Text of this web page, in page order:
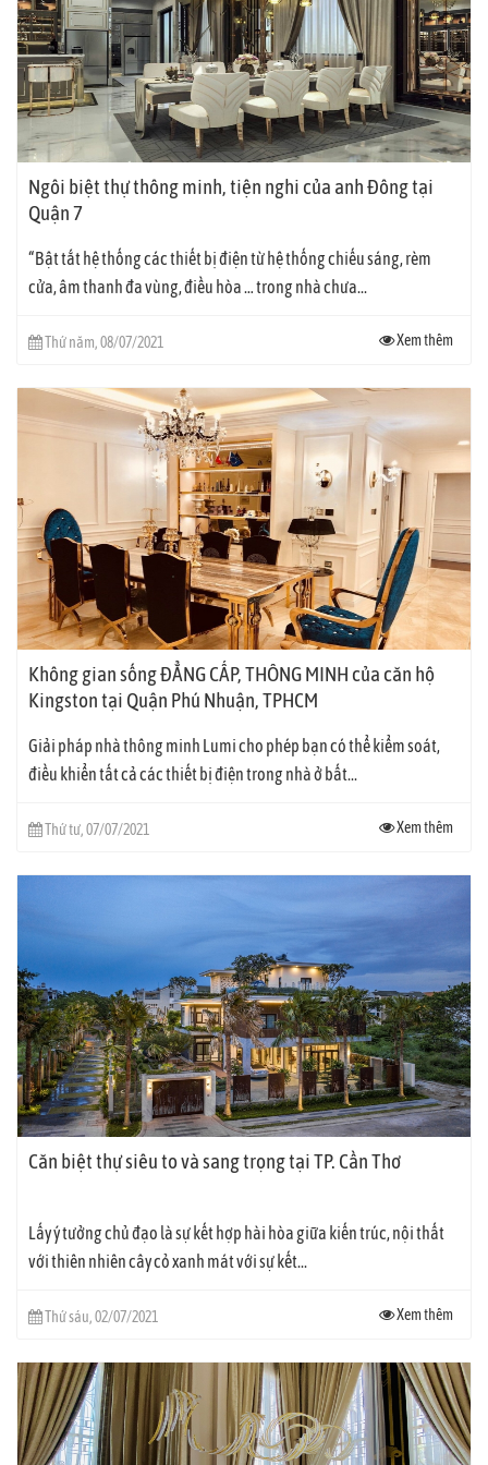
Ngôi biệt thự thông minh, tiện nghi của anh Đông tại
Quận 7
“Bật tắt hệ thống các thiết bị điện từ hệ thống chiếu sáng, rèm
cửa, âm thanh đa vùng, điều hòa … trong nhà chưa...
Thứ năm, 08/07/2021 Xem thêm
Không gian sống ĐẲNG CẤP, THÔNG MINH của căn hộ
Kingston tại Quận Phú Nhuận, TPHCM
Giải pháp nhà thông minh Lumi cho phép bạn có thể kiểm soát,
điều khiển tất cả các thiết bị điện trong nhà ở bất...
Thứ tư, 07/07/2021 Xem thêm
Căn biệt thự siêu to và sang trọng tại TP. Cần Thơ
Lấy ý tưởng chủ đạo là sự kết hợp hài hòa giữa kiến trúc, nội thất
với thiên nhiên cây cỏ xanh mát với sự kết...
Thứ sáu, 02/07/2021 Xem thêm